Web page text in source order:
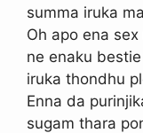
summa iruka
Oh apo ena
ne enaku
iruka thondhu
Enna da
sugam thara